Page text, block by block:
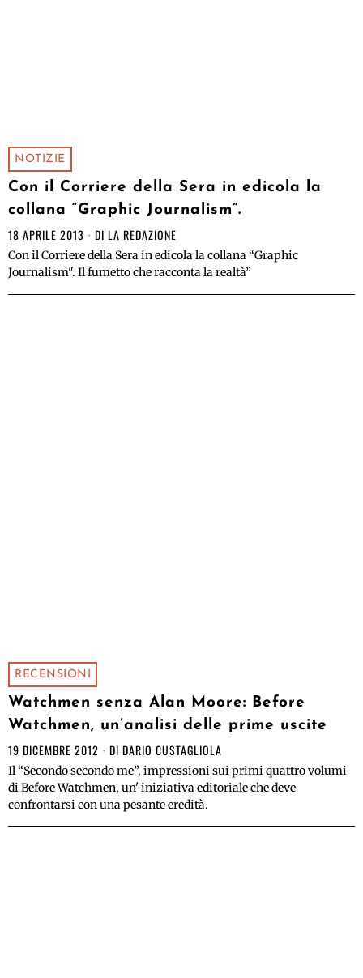
NOTIZIE
Con il Corriere della Sera in edicola la
collana “Graphic Journalism”.
18 APRILE 2013 DI LA REDAZIONE
Con il Corriere della Sera in edicola la collana “Graphic
Journalism". Il fumetto che racconta la realtà”
RECENSIONI
Watchmen senza Alan Moore: Before
Watchmen, un’analisi delle prime uscite
19 DICEMBRE 2012 DI DARIO CUSTAGLIOLA
Il “Secondo secondo me”, impressioni sui primi quattro volumi
di Before Watchmen, un' iniziativa editoriale che deve
confrontarsi con una pesante eredità.